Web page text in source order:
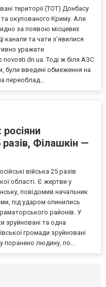
території (ТОТ) Донбасу
та окупованого Криму. Але
за появою місцевих
канали та чати з’явилися
уражати
Тоді ж біля АЗС
були введені обмеження на
переоблад...
Філашкін —
війська 25 разів
області. Є жертви у
повідомив начальник
під ударом опинились
районів. У
зруйновані та одна
громади зруйновані
поранено людину, по...